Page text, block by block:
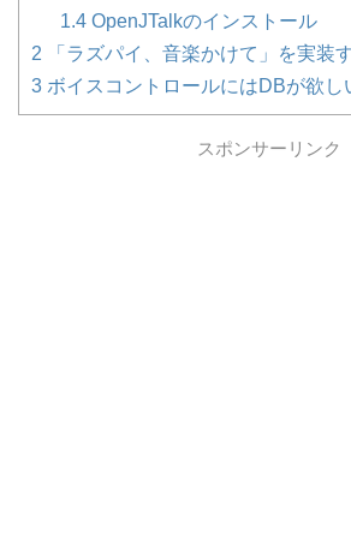
1.4 OpenJTalkのインストール
2 「ラズパイ、音楽かけて」を実装
3 ボイスコントロールにはDBが欲し
スポンサーリンク